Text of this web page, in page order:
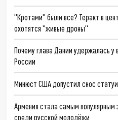
"Кротами" были все? Теракт в
охотятся "живые дроны"
Почему глава Дании удержалась у
России
Минюст США допустил снос
Армения стала самым популярным
среди русской молодёжи